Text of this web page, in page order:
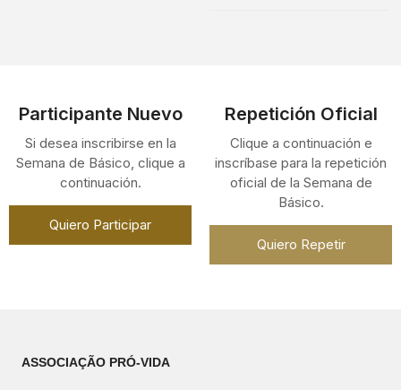
Participante Nuevo
Si desea inscribirse en la
Semana de Básico, clique a
continuación.
Quiero Participar
Repetición Oficial
Clique a continuación e
inscríbase para la repetición
oficial de la Semana de
Básico.
Quiero Repetir
ASSOCIAÇÃO PRÓ-VIDA